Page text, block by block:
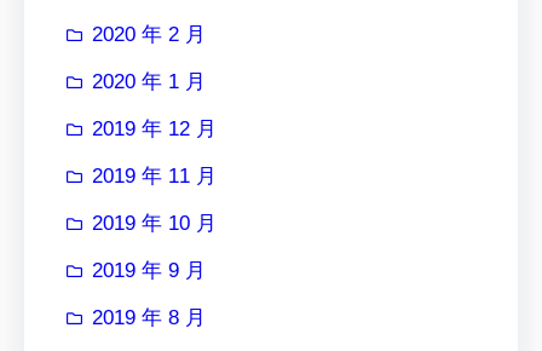
2020 年 2 月
2020 年 1 月
2019 年 12 月
2019 年 11 月
2019 年 10 月
2019 年 9 月
2019 年 8 月